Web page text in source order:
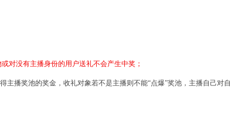
对没有主播身份的用户送礼不会产生中奖；
播奖池的奖金，收礼对象若不是主播则不能“点爆”奖池，主播自己对